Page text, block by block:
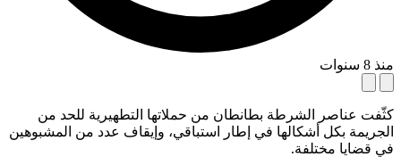
منذ 8 سنوات
كثّفت عناصر الشرطة بطانطان من حملاتها التطهيرية للحد من
الجريمة بكل أشكالها في إطار استباقي، وإيقاف عدد من المشبوهين
في قضايا مختلفة.